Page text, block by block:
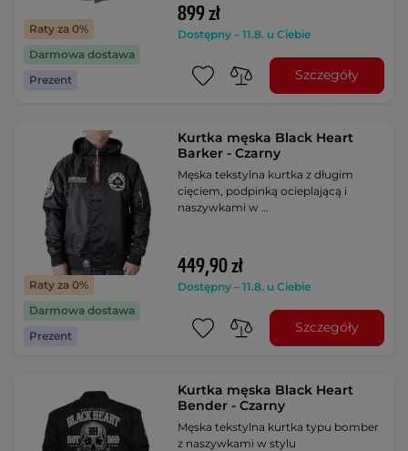
Raty za 0%
Darmowa dostawa
Prezent
899 zł
Dostępny – 11.8. u Ciebie
Szczegóły
Raty za 0%
Darmowa dostawa
Prezent
Kurtka męska Black Heart
Barker - Czarny
Męska tekstylna kurtka z długim
cięciem, podpinką ocieplającą i
naszywkami w …
449,90 zł
Dostępny – 11.8. u Ciebie
Szczegóły
Kurtka męska Black Heart
Bender - Czarny
Męska tekstylna kurtka typu bomber
z naszywkami w stylu